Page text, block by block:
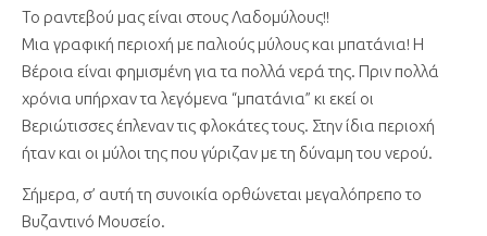
Το ραντεβού μας είναι στους Λαδομύλους!!
Μια γραφική περιοχή με παλιούς μύλους και μπατάνια! Η
Βέροια είναι φημισμένη για τα πολλά νερά της. Πριν πολλά
χρόνια υπήρχαν τα λεγόμενα “μπατάνια” κι εκεί οι
Βεριώτισσες έπλεναν τις φλοκάτες τους. Στην ίδια περιοχή
ήταν και οι μύλοι της που γύριζαν με τη δύναμη του νερού.
Σήμερα, σ’ αυτή τη συνοικία ορθώνεται μεγαλόπρεπο το
Βυζαντινό Μουσείο.